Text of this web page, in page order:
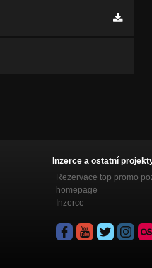
Inzerce a ostatní
Rezervace top promo
homepage
Inzerce